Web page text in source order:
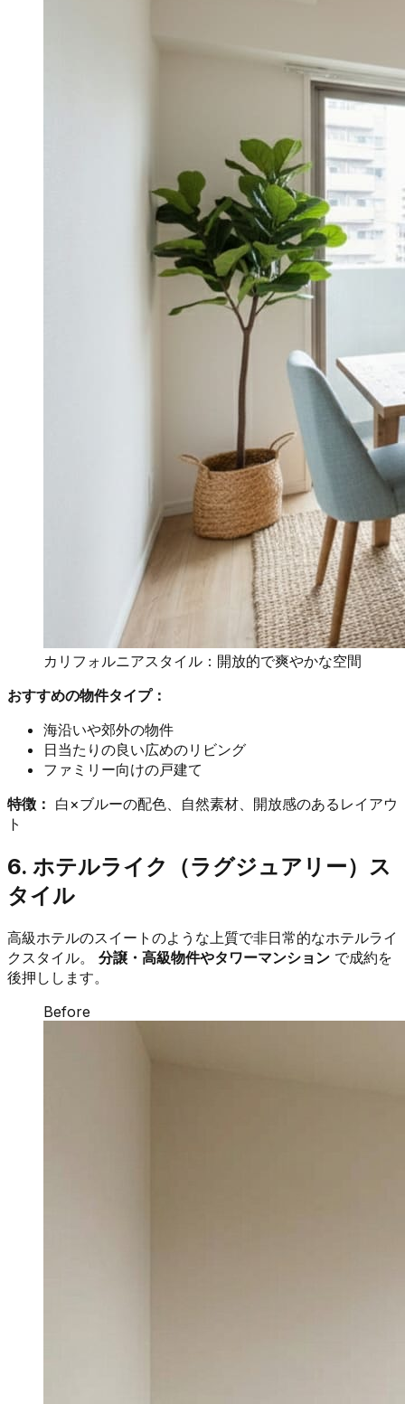
カリフォルニアスタイル：開放的で爽やかな空間
おすすめの物件タイプ：
海沿いや郊外の物件
日当たりの良い広めのリビング
ファミリー向けの戸建て
特徴： 白×ブルーの配色、自然素材、開放感のあるレイアウ
ト
6. ホテルライク（ラグジュアリー）ス
タイル
高級ホテルのスイートのような上質で非日常的なホテルライ
クスタイル。 分譲・高級物件やタワーマンション で成約を
後押しします。
Before